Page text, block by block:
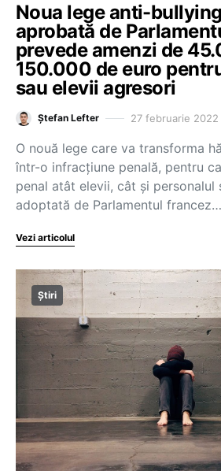
Noua lege anti-
aprobată de
prevede amenzi de
150.000 de euro
sau elevii agresori
Ștefan Lefter 27 februarie 2022
O nouă lege care va transforma
într-o infracțiune penală, pentru
penal atât elevii, cât și personalul
adoptată de Parlamentul francez…
Vezi articolul
Știri